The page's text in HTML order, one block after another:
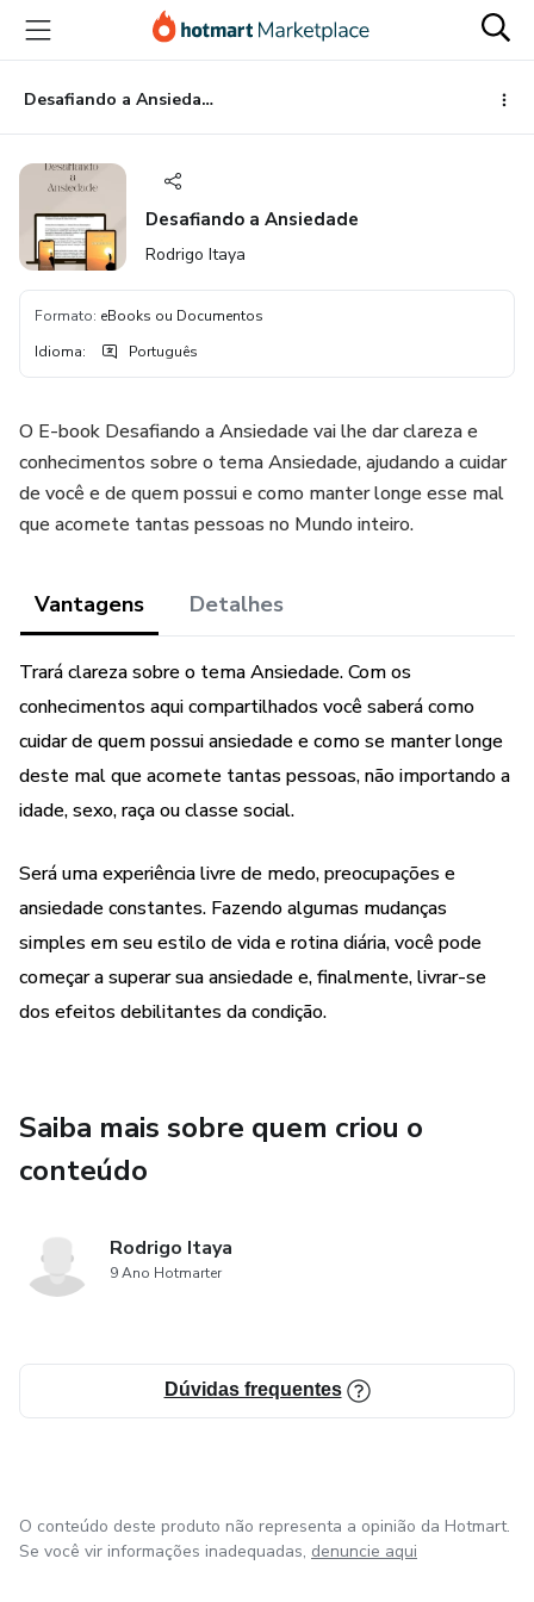
para
conteúdo
principal
para
pagamento
para
rodapé
Desafiando a Ansiedade
Desafiando a Ansiedade
Rodrigo Itaya
Formato: eBooks ou Documentos
Idioma: Português
O E-book Desafiando a Ansiedade vai lhe dar clareza e
conhecimentos sobre o tema Ansiedade, ajudando a cuidar
de você e de quem possui e como manter longe esse mal
que acomete tantas pessoas no Mundo inteiro.
Vantagens Detalhes
Trará clareza sobre o tema Ansiedade. Com os
conhecimentos aqui compartilhados você saberá como
cuidar de quem possui ansiedade e como se manter longe
deste mal que acomete tantas pessoas, não importando a
idade, sexo, raça ou classe social.
Será uma experiência livre de medo, preocupações e
ansiedade constantes. Fazendo algumas mudanças
simples em seu estilo de vida e rotina diária, você pode
começar a superar sua ansiedade e, finalmente, livrar-se
dos efeitos debilitantes da condição.
Saiba mais sobre quem criou o
conteúdo
Rodrigo Itaya
9 Ano Hotmarter
Dúvidas frequentes
O conteúdo deste produto não representa a opinião da Hotmart.
Se você vir informações inadequadas, denuncie aqui